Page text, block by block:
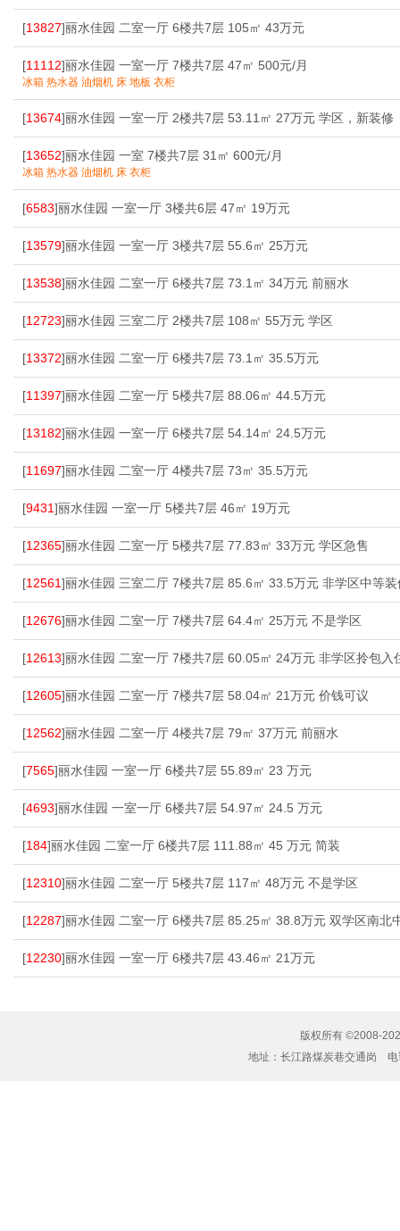
[13827]丽水佳园 二室一厅 6楼共7层 105㎡ 43万元
[11112]丽水佳园 一室一厅 7楼共7层 47㎡ 500元/月
冰箱 热水器 油烟机 床 地板 衣柜
[13674]丽水佳园 一室一厅 2楼共7层 53.11㎡ 27万元 学区，新装修
[13652]丽水佳园 一室 7楼共7层 31㎡ 600元/月
冰箱 热水器 油烟机 床 衣柜
[6583]丽水佳园 一室一厅 3楼共6层 47㎡ 19万元
[13579]丽水佳园 一室一厅 3楼共7层 55.6㎡ 25万元
[13538]丽水佳园 二室一厅 6楼共7层 73.1㎡ 34万元 前丽水
[12723]丽水佳园 三室二厅 2楼共7层 108㎡ 55万元 学区
[13372]丽水佳园 二室一厅 6楼共7层 73.1㎡ 35.5万元
[11397]丽水佳园 二室一厅 5楼共7层 88.06㎡ 44.5万元
[13182]丽水佳园 一室一厅 6楼共7层 54.14㎡ 24.5万元
[11697]丽水佳园 二室一厅 4楼共7层 73㎡ 35.5万元
[9431]丽水佳园 一室一厅 5楼共7层 46㎡ 19万元
[12365]丽水佳园 二室一厅 5楼共7层 77.83㎡ 33万元 学区急售
[12561]丽水佳园 三室二厅 7楼共7层 85.6㎡ 33.5万元 非学区中等装
[12676]丽水佳园 二室一厅 7楼共7层 64.4㎡ 25万元 不是学区
[12613]丽水佳园 二室一厅 7楼共7层 60.05㎡ 24万元 非学区拎包入
[12605]丽水佳园 二室一厅 7楼共7层 58.04㎡ 21万元 价钱可议
[12562]丽水佳园 二室一厅 4楼共7层 79㎡ 37万元 前丽水
[7565]丽水佳园 一室一厅 6楼共7层 55.89㎡ 23 万元
[4693]丽水佳园 一室一厅 6楼共7层 54.97㎡ 24.5 万元
[184]丽水佳园 二室一厅 6楼共7层 111.88㎡ 45 万元 简装
[12310]丽水佳园 二室一厅 5楼共7层 117㎡ 48万元 不是学区
[12287]丽水佳园 二室一厅 6楼共7层 85.25㎡ 38.8万元 双学区南北
[12230]丽水佳园 一室一厅 6楼共7层 43.46㎡ 21万元
版权所有 ©2008-
地址：长江路煤炭巷交通岗